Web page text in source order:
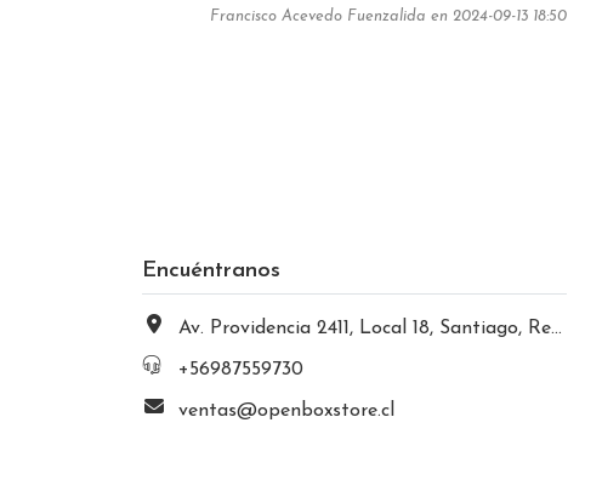
Francisco Acevedo Fuenzalida en 2024-09-13 18:50
Encuéntranos
Av. Providencia 2411, Local 18, Santiago, Región Metropolitana, Chile
+56987559730
ventas@openboxstore.cl